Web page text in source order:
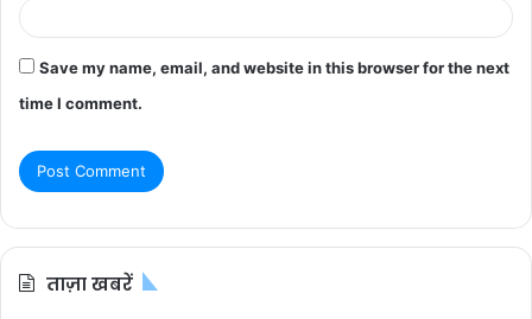
Save my name, email, and website in this browser for the next
time I comment.
ताज़ा खबरें